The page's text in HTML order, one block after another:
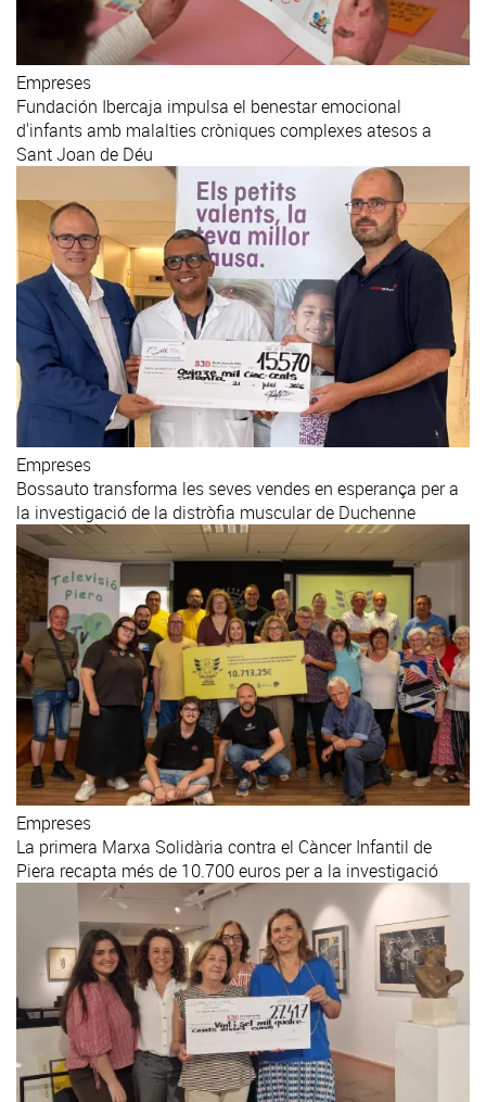
Empreses
Fundación Ibercaja impulsa el benestar emocional
d'infants amb malalties cròniques complexes atesos a
Sant Joan de Déu
Empreses
Bossauto transforma les seves vendes en esperança per a
la investigació de la distròfia muscular de Duchenne
Empreses
La primera Marxa Solidària contra el Càncer Infantil de
Piera recapta més de 10.700 euros per a la investigació